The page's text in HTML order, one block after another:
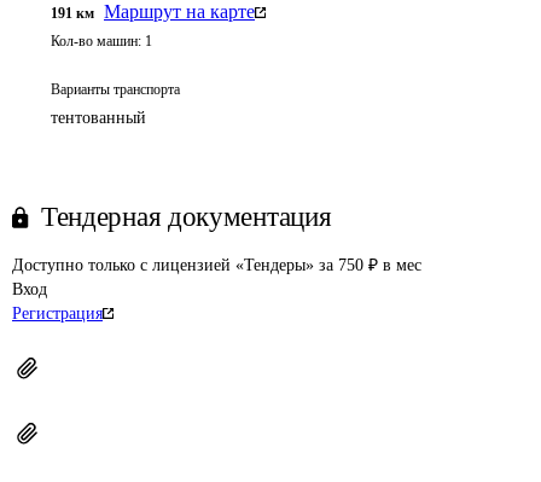
191 км Маршрут на карте
Кол-во машин: 1
Варианты транспорта
тентованный
Тендерная документация
Доступно только с лицензией «Тендеры» за 750 ₽ в мес
Вход
Регистрация